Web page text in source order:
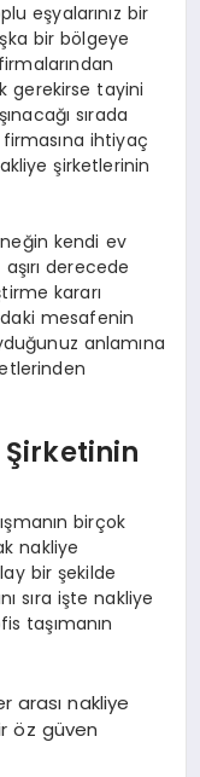
eşyalarınız bir
bir bölgeye
gerekirse tayini
sırada
ihtiyaç
şirketlerinin
kendi ev
derecede
kararı
mesafenin
anlamına
birçok
nakliye
bir şekilde
sıra işte nakliye
taşımanın
arası nakliye
öz güven